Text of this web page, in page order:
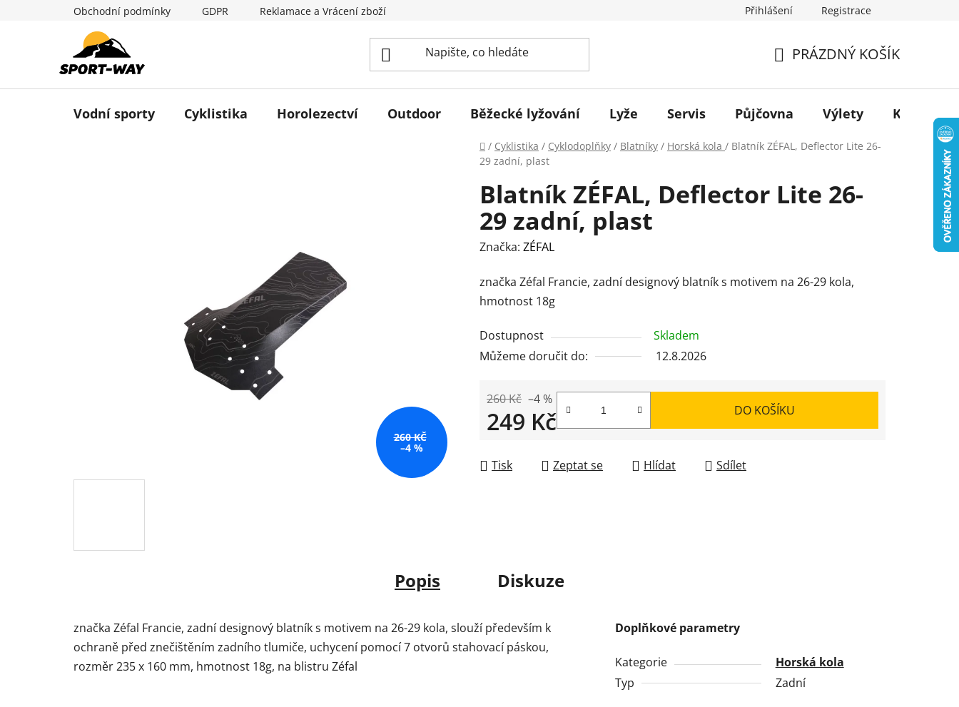
Obchodní podmínky GDPR Reklamace a Vrácení zboží Přihlášení Registrace
KOŠÍK
PRÁZDNÝ KOŠÍK
Vodní sporty Cyklistika Horolezectví Outdoor Běžecké lyžování Lyže Servis Půjčovna Výlety Kontakt
Domů
/ Cyklistika / Cyklodoplňky / Blatníky / Horská kola / Blatník ZÉFAL, Deflector Lite 26-
29 zadní, plast
Blatník ZÉFAL, Deflector Lite 26-
29 zadní, plast
Značka: ZÉFAL
značka Zéfal Francie, zadní designový blatník s motivem na 26-29 kola,
hmotnost 18g
Dostupnost
Skladem
Můžeme doručit do:
12.8.2026
260 Kč –4 %
249 Kč DO KOŠÍKU
Tisk Zeptat se Hlídat Sdílet
260 KČ
–4 %
Popis Diskuze
značka Zéfal Francie, zadní designový blatník s motivem na 26-29 kola, slouží především k
ochraně před znečištěním zadního tlumiče, uchycení pomocí 7 otvorů stahovací páskou,
rozměr 235 x 160 mm, hmotnost 18g, na blistru Zéfal
Doplňkové parametry
Kategorie
Horská kola
Typ
Zadní